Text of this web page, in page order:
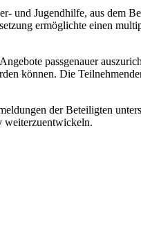
und Jugendhilfe, aus dem
ermöglichte einen
passgenauer
können. Die
der Beteiligten
weiterzuentwickeln.